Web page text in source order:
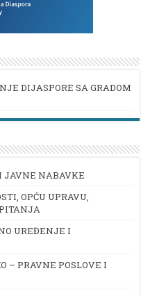
DIJASPORE SA GRADOM
JAVNE NABAVKE
OPĆU UPRAVU,
UREĐENJE I
– PRAVNE POSLOVE I